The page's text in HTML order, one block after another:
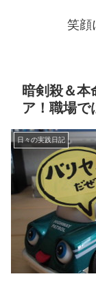
笑顔
暗剣殺＆本
ア！職場で
日々の実践日記